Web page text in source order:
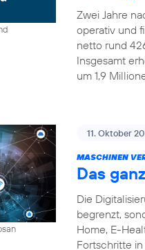
Zwei Jahre
operativ und
netto rund
Insgesamt
um 1,9
11. Oktober
MASCHINEN
Das
Die
begrenzt,
Home, E-
Fortschritte